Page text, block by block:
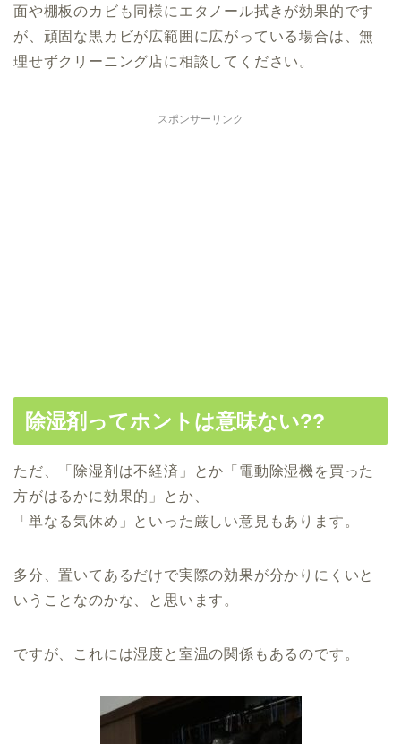
面や棚板のカビも同様にエタノール拭きが効果的です
が、頑固な黒カビが広範囲に広がっている場合は、無
理せずクリーニング店に相談してください。
スポンサーリンク
除湿剤ってホントは意味ない??
ただ、「除湿剤は不経済」とか「電動除湿機を買った
方がはるかに効果的」とか、
「単なる気休め」といった厳しい意見もあります。
多分、置いてあるだけで実際の効果が分かりにくいと
いうことなのかな、と思います。
ですが、これには湿度と室温の関係もあるのです。